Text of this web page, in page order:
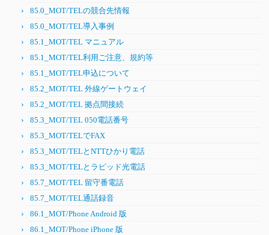
85.0_MOT/TELの競合先情報
85.0_MOT/TEL導入事例
85.1_MOT/TEL マニュアル
85.1_MOT/TEL利用ご注意、規約等
85.1_MOT/TEL申込について
85.2_MOT/TEL 外線ゲートウェイ
85.2_MOT/TEL 拠点間接続
85.3_MOT/TEL 050電話番号
85.3_MOT/TELでFAX
85.3_MOT/TELとNTTひかり電話
85.3_MOT/TELとラピッド光電話
85.7_MOT/TEL 留守番電話
85.7_MOT/TEL通話録音
86.1_MOT/Phone Android 版
86.1_MOT/Phone iPhone 版